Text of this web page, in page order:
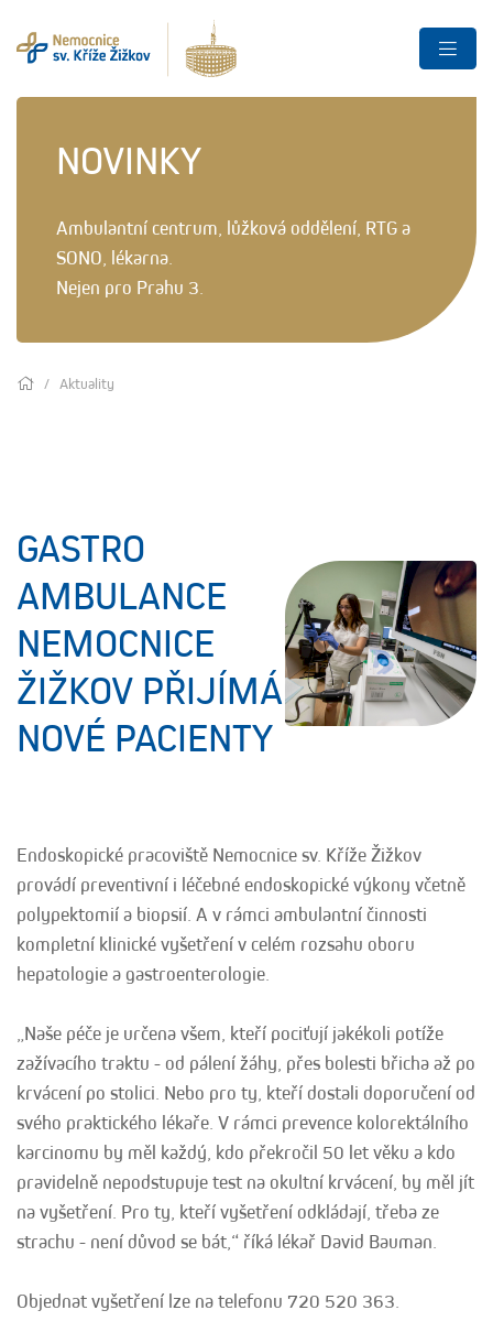
NOVINKY
Ambulantní centrum, lůžková oddělení, RTG a
SONO, lékarna.
Nejen pro Prahu 3.
Aktuality
GASTRO
AMBULANCE
NEMOCNICE
ŽIŽKOV PŘIJÍMÁ
NOVÉ PACIENTY
Endoskopické pracoviště Nemocnice sv. Kříže Žižkov
provádí preventivní i léčebné endoskopické výkony včetně
polypektomií a biopsií. A v rámci ambulantní činnosti
kompletní klinické vyšetření v celém rozsahu oboru
hepatologie a gastroenterologie.
„Naše péče je určena všem, kteří pociťují jakékoli potíže
zažívacího traktu - od pálení žáhy, přes bolesti břicha až po
krvácení po stolici. Nebo pro ty, kteří dostali doporučení od
svého praktického lékaře. V rámci prevence kolorektálního
karcinomu by měl každý, kdo překročil 50 let věku a kdo
pravidelně nepodstupuje test na okultní krvácení, by měl jít
na vyšetření. Pro ty, kteří vyšetření odkládají, třeba ze
strachu - není důvod se bát,“ říká lékař David Bauman.
Objednat vyšetření lze na telefonu 720 520 363.